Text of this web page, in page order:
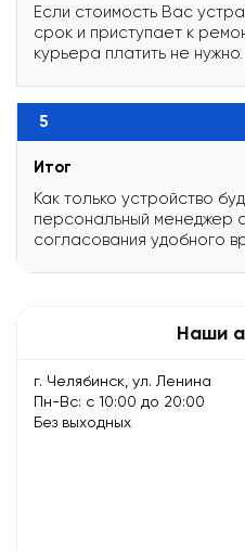
Если стоимость Вас
срок и приступает к
курьера платить не нужно.
5
Итог
Как только устройство
персональный менеджер
согласования удобного
Наши
г. Челябинск, ул. Ленина
Пн-Вс: с 10:00 до 20:00
Без выходных